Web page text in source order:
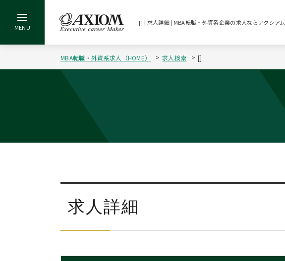
[] | 求人詳細 | MBA転職・外資系企業の求人ならアクシアム
MBA転職・外資系求人（HOME） 求人検索 []
求人詳細